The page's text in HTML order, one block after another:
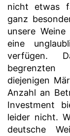
nicht etwas
ganz
unsere
eine
verfügen.
begrenzten
diejenigen
Anzahl an
Investment
leider nicht.
deutsche